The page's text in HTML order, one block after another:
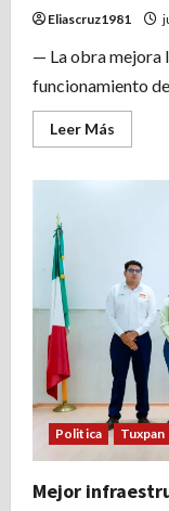
Eliascruz1981
— La obra mejora
funcionamiento
Leer Más
más
de
rejillas
en
la
calle
15
de
Politica Tuxpan
Mejor